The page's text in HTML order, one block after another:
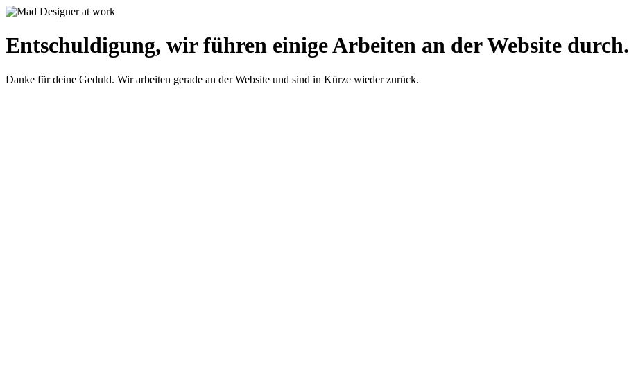
Entschuldigung, wir führen einige Arbeiten an der Website durch.
Danke für deine Geduld. Wir arbeiten gerade an der Website und sind in Kürze wieder zurück.